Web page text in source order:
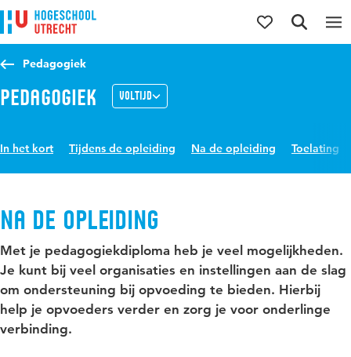
Direct naar de inhoud
Direct naar de hoofdnavigatie
Direct naar de zoekfunctie
Pedagogiek
Pedagogiek Voltijd
In het kort Tijdens de opleiding Na de opleiding Toelating
Na de opleiding
Met je pedagogiekdiploma heb je veel mogelijkheden.
Je kunt bij veel organisaties en instellingen aan de slag
om ondersteuning bij opvoeding te bieden. Hierbij
help je opvoeders verder en zorg je voor onderlinge
verbinding.